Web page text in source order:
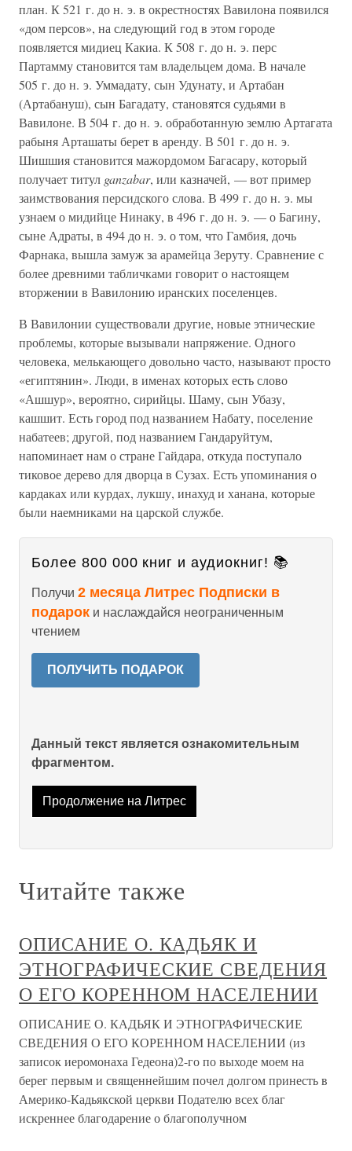
план. К 521 г. до н. э. в окрестностях Вавилона появился
«дом персов», на следующий год в этом городе
появляется мидиец Какиа. К 508 г. до н. э. перс
Партамму становится там владельцем дома. В начале
505 г. до н. э. Уммадату, сын Удунату, и Артабан
(Артабануш), сын Багадату, становятся судьями в
Вавилоне. В 504 г. до н. э. обработанную землю Артагата
рабыня Арташаты берет в аренду. В 501 г. до н. э.
Шишшия становится мажордомом Багасару, который
получает титул ganzabar, или казначей, — вот пример
заимствования персидского слова. В 499 г. до н. э. мы
узнаем о мидийце Нинаку, в 496 г. до н. э. — о Багину,
сыне Адраты, в 494 до н. э. о том, что Гамбия, дочь
Фарнака, вышла замуж за арамейца Зеруту. Сравнение с
более древними табличками говорит о настоящем
вторжении в Вавилонию иранских поселенцев.
В Вавилонии существовали другие, новые этнические
проблемы, которые вызывали напряжение. Одного
человека, мелькающего довольно часто, называют просто
«египтянин». Люди, в именах которых есть слово
«Ашшур», вероятно, сирийцы. Шаму, сын Убазу,
кашшит. Есть город под названием Набату, поселение
набатеев; другой, под названием Гандаруйтум,
напоминает нам о стране Гайдара, откуда поступало
тиковое дерево для дворца в Сузах. Есть упоминания о
кардаках или курдах, лукшу, инахуд и ханана, которые
были наемниками на царской службе.
Более 800 000 книг и аудиокниг! 📚
Получи 2 месяца Литрес Подписки в
подарок и наслаждайся неограниченным
чтением
ПОЛУЧИТЬ ПОДАРОК
Данный текст является ознакомительным
фрагментом.
Продолжение на Литрес
Читайте также
ОПИСАНИЕ О. КАДЬЯК И
ЭТНОГРАФИЧЕСКИЕ СВЕДЕНИЯ
О ЕГО КОРЕННОМ НАСЕЛЕНИИ
ОПИСАНИЕ О. КАДЬЯК И ЭТНОГРАФИЧЕСКИЕ
СВЕДЕНИЯ О ЕГО КОРЕННОМ НАСЕЛЕНИИ (из
записок иеромонаха Гедеона)2-го по выходе моем на
берег первым и священнейшим почел долгом принесть в
Америко-Кадьякской церкви Подателю всех благ
искреннее благодарение о благополучном